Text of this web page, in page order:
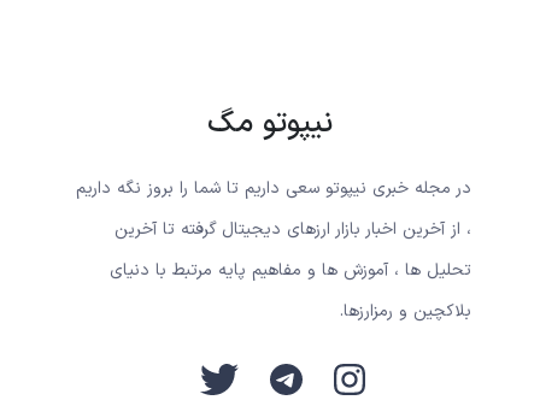
نیپوتو مگ
در مجله خبری نیپوتو سعی داریم تا شما را بروز نگه داریم
، از آخرین اخبار بازار ارزهای دیجیتال گرفته تا آخرین
تحلیل ها ، آموزش ها و مفاهیم پایه مرتبط با دنیای
بلاکچین و رمزارزها.